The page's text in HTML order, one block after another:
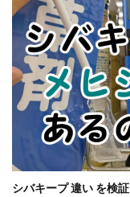
シバキープ 違い を検